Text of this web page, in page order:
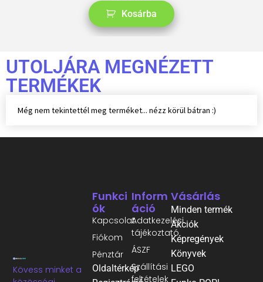
Kosárba
UTOLJÁRA MEGNÉZETT
TERMÉKEK
Még nem tekintettél meg terméket... nézz körül bátran :)
Kövess minket a
Inform
Áció
Adatkezelési
tájékoztató
ÁSZF
Szállítási
feltételek
Funkci
Ók
Kapcsolat
Fiókom
Pénztár
Oldaltérkép
Vásárlás
Minden termék
Akciók
Képregények
Könyvek
LEGO